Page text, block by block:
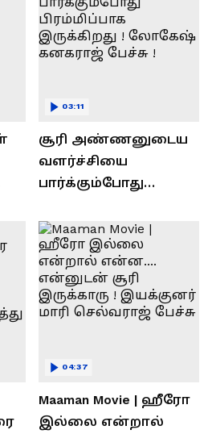
சூரி அண்ணனுடைய
வளர்ச்சியை
பார்க்கும்போது
இருக்கிறது !
லோகேஷ் கனகராஜ்
பேச்சு !
03:11
Maaman Movie | ஹீரோ
இல்லை என்றால்
04:37